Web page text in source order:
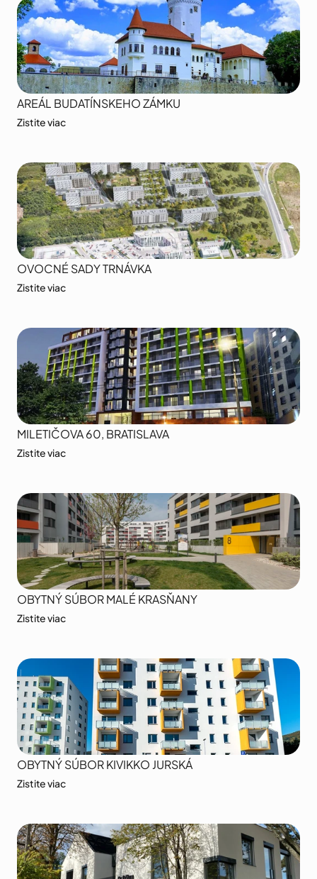
AREÁL BUDATÍNSKEHO ZÁMKU
Zistite viac
OVOCNÉ SADY TRNÁVKA
Zistite viac
MILETIČOVA 60, BRATISLAVA
Zistite viac
OBYTNÝ SÚBOR MALÉ KRASŇANY
Zistite viac
OBYTNÝ SÚBOR KIVIKKO JURSKÁ
Zistite viac